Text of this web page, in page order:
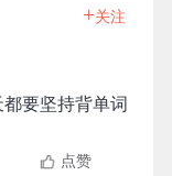
+关注
要坚持背单词
点赞